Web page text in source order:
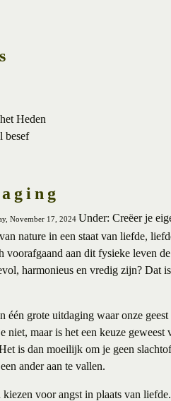
Heden
besef
November 17, 2024 Under: Creëer je
nature in een staat van liefde,
voorafgaand aan dit fysieke leven
harmonieus en vredig zijn? Dat
één grote uitdaging waar onze
niet, maar is het een keuze
is dan moeilijk om je geen
ander aan te vallen.
kiezen voor angst in plaats van